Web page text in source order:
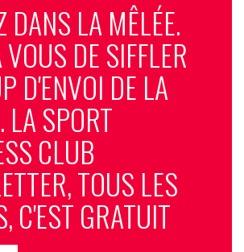
DANS LA MÊLÉE.
VOUS DE SIFFLER
D'ENVOI DE LA
LA SPORT
CLUB
TOUS LES
C'EST GRATUIT